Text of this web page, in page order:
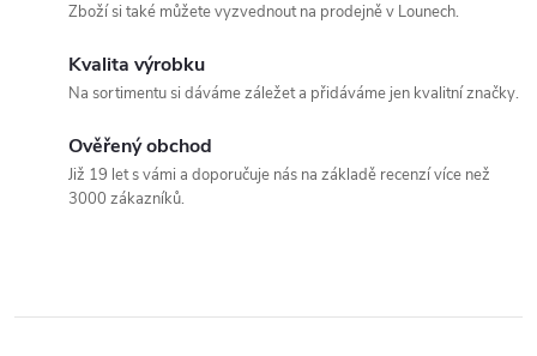
Zboží si také můžete vyzvednout na prodejně v Lounech.
Kvalita výrobku
Na sortimentu si dáváme záležet a přidáváme jen kvalitní značky.
Ověřený obchod
Již 19 let s vámi a doporučuje nás na základě recenzí více než
3000 zákazníků.